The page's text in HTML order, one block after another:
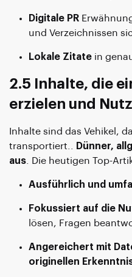
Digitale PR
und Verzeichnissen
Lokale Zitate in
2.5 Inhalte, die
erzielen und
Inhalte sind das Vehikel,
transportiert..
Dünner,
aus . Die heutigen Top-
Ausführlich und
Fokussiert auf die
lösen, Fragen
Angereichert mit
originellen